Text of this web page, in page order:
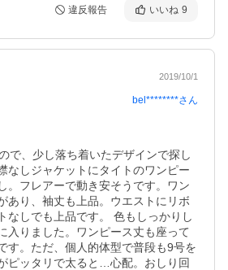
違反報告 いいね 9
2019/10/1
bel********さん
で、少し落ち着いたデザインで探し
なしジャケットにタイトのワンピー
。フレアーで動き安そうです。ワン
あり、袖丈も上品。ウエストにリボ
なしでも上品です。 色もしっかりし
入りました。ワンピース丈も座って
す。ただ、個人的体型で普段も9号を
ピッタリで太ると…心配。おしり回